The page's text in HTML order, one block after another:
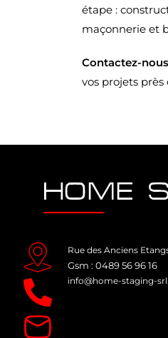
étape :
maçonnerie et
Contactez-
vos projets près
Rue des Anciens
Gsm : 0489 56 96 16
info@home-staging-